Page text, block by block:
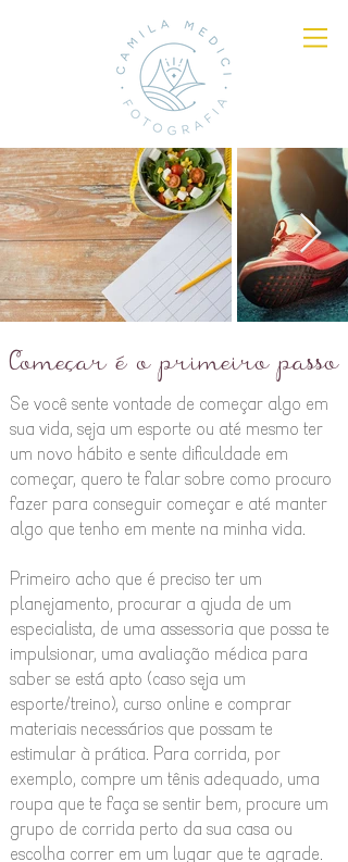
Começar é o primeiro passo
Se você sente vontade de começar algo em
sua vida, seja um esporte ou até mesmo ter
um novo hábito e sente dificuldade em
começar, quero te falar sobre como procuro
fazer para conseguir começar e até manter
algo que tenho em mente na minha vida.
Primeiro acho que é preciso ter um
planejamento, procurar a ajuda de um
especialista, de uma assessoria que possa te
impulsionar, uma avaliação médica para
saber se está apto (caso seja um
esporte/treino), curso online e comprar
materiais necessários que possam te
estimular à prática. Para corrida, por
exemplo, compre um tênis adequado, uma
roupa que te faça se sentir bem, procure um
grupo de corrida perto da sua casa ou
escolha correr em um lugar que te agrade.